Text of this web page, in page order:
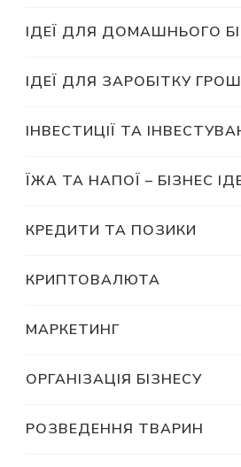
ІДЕЇ ДЛЯ ДОМАШНЬОГО
ІДЕЇ ДЛЯ ЗАРОБІТКУ
ІНВЕСТИЦІЇ ТА
ЇЖА ТА НАПОЇ – БІЗНЕС
КРЕДИТИ ТА ПОЗИКИ
КРИПТОВАЛЮТА
МАРКЕТИНГ
ОРГАНІЗАЦІЯ БІЗНЕСУ
РОЗВЕДЕННЯ ТВАРИН